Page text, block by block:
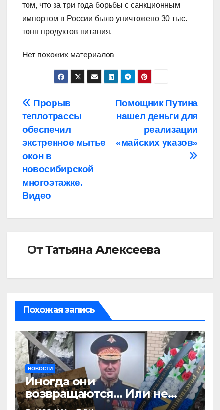
том, что за три года борьбы с санкционным
импортом в России было уничтожено 30 тыс.
тонн продуктов питания.
Нет похожих материалов
Навигация
по
записям
Помощник Путина
нашел деньги для
реализации
«майских указов»
Прорыв
теплотрассы
обеспечил
экстренное мытье
окон в
новосибирской
многоэтажке.
Видео
ОтТатьяна Алексеева
Похожая запись
НОВОСТИ
Иногда они
возвращаются… Или не
возвращаются